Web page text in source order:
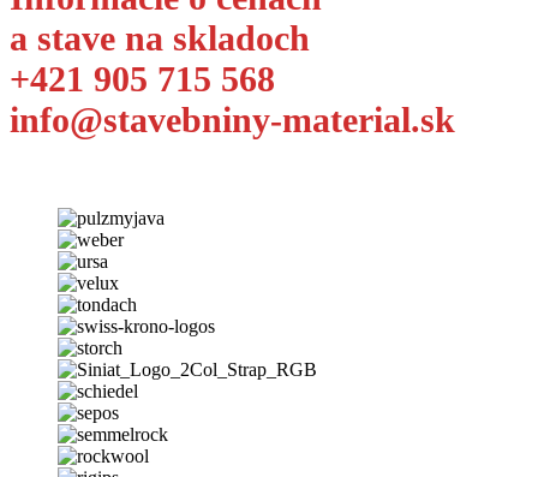
a stave na skladoch
+421 905 715 568
info@stavebniny-material.sk